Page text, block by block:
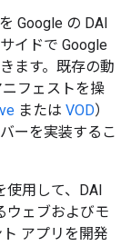
Google の DAI
イドで Google
ます。既存の動
フェストを操
または VOD）
ーを実装するこ
使用して、DAI
ウェブおよびモ
アプリを開発